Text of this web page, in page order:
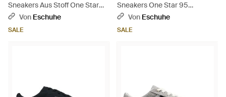
Sneakers Aus Stoff One Star
95 A14711C - Blau
Von Eschuhe
SALE
Sneakers One Star 95
A15097C - Blau
Von Eschuhe
SALE